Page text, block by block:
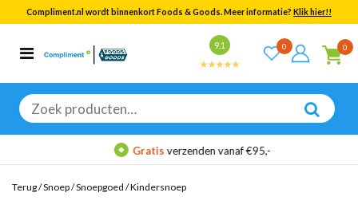
Compliment.nl wordt binnenkort Foods & Goods. Meer informatie? Klik hier!!
9.1 0 0
Zoeken
naar:
Categorieën
Bekijk alle resultaten
Gratisverzenden vanaf €95,-
Terug/Snoep/Snoepgoed /Kindersnoep